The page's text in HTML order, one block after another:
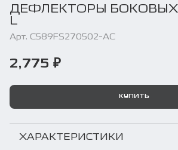
ДЕФЛЕКТОРЫ БОКОВЫХ
L
Арт. C589FS270502-AC
2,775 ₽
КУПИТЬ
ХАРАКТЕРИСТИКИ